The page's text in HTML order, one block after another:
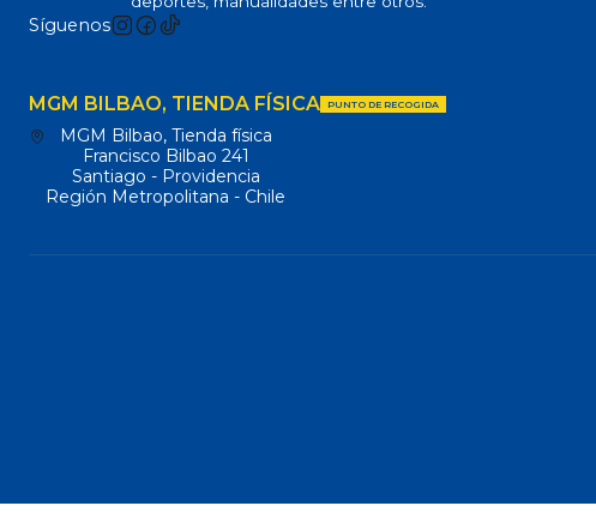
Síguenos
MGM BILBAO, TIENDA FÍSICA PUNTO DE RECOGIDA
MGM Bilbao, Tienda física
Francisco Bilbao 241
Santiago - Providencia
Región Metropolitana - Chile